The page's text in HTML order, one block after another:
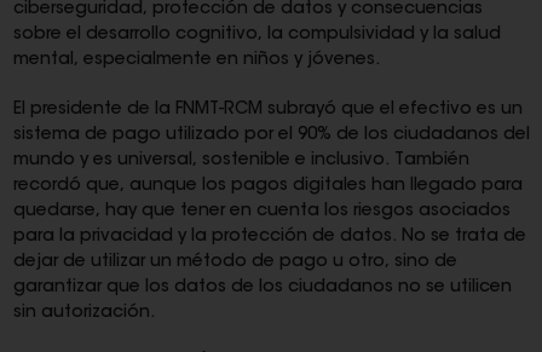
ciberseguridad, protección de datos y consecuencias
sobre el desarrollo cognitivo, la compulsividad y la salud
mental, especialmente en niños y jóvenes.
El presidente de la FNMT-RCM subrayó que el efectivo es un
sistema de pago utilizado por el 90% de los ciudadanos del
mundo y es universal, sostenible e inclusivo. También
recordó que, aunque los pagos digitales han llegado para
quedarse, hay que tener en cuenta los riesgos asociados
para la privacidad y la protección de datos. No se trata de
dejar de utilizar un método de pago u otro, sino de
garantizar que los datos de los ciudadanos no se utilicen
sin autorización.